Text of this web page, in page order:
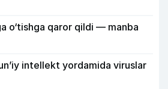
o‘tishga qaror qildi — manba
intellekt yordamida viruslar